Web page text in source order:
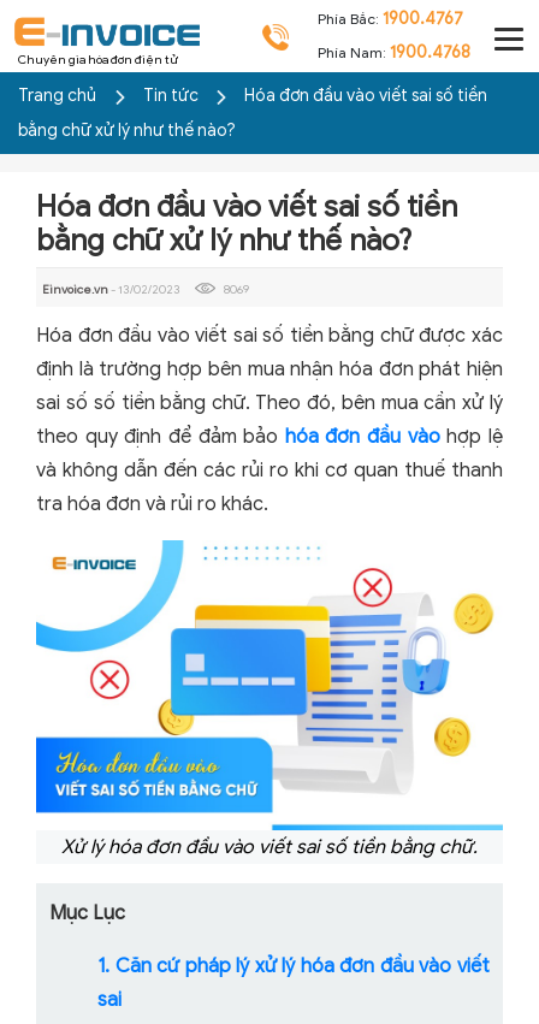
Chuyên gia hóa đơn điện tử
Phía Bắc: 1900.4767
Phía Nam: 1900.4768
Trang chủ Tin tức
Hóa đơn đầu vào viết sai số tiền
bằng chữ xử lý như thế nào?
Hóa đơn đầu vào viết sai số tiền
bằng chữ xử lý như thế nào?
Einvoice.vn- 13/02/2023 8069
Hóa đơn đầu vào viết sai số tiền bằng chữ được xác
định là trường hợp bên mua nhận hóa đơn phát hiện
sai số số tiền bằng chữ. Theo đó, bên mua cần xử lý
theo quy định để đảm bảo hóa đơn đầu vàohợp lệ
và không dẫn đến các rủi ro khi cơ quan thuế thanh
tra hóa đơn và rủi ro khác.
Xử lý hóa đơn đầu vào viết sai số tiền bằng chữ.
Mục Lục
1. Căn cứ pháp lý xử lý hóa đơn đầu vào viết
sai